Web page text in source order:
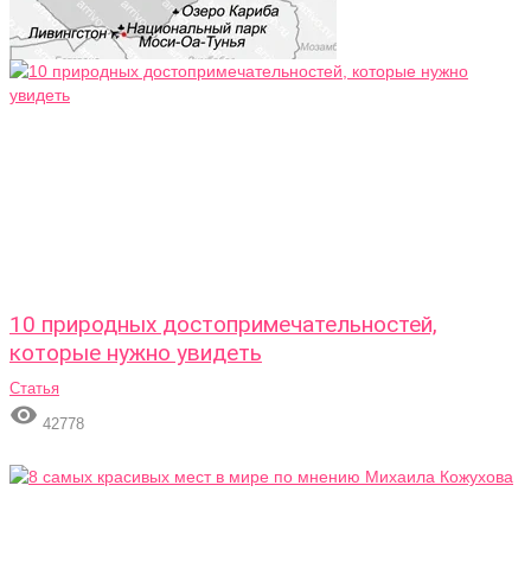
10 природных достопримечательностей,
которые нужно увидеть
Статья
 42778